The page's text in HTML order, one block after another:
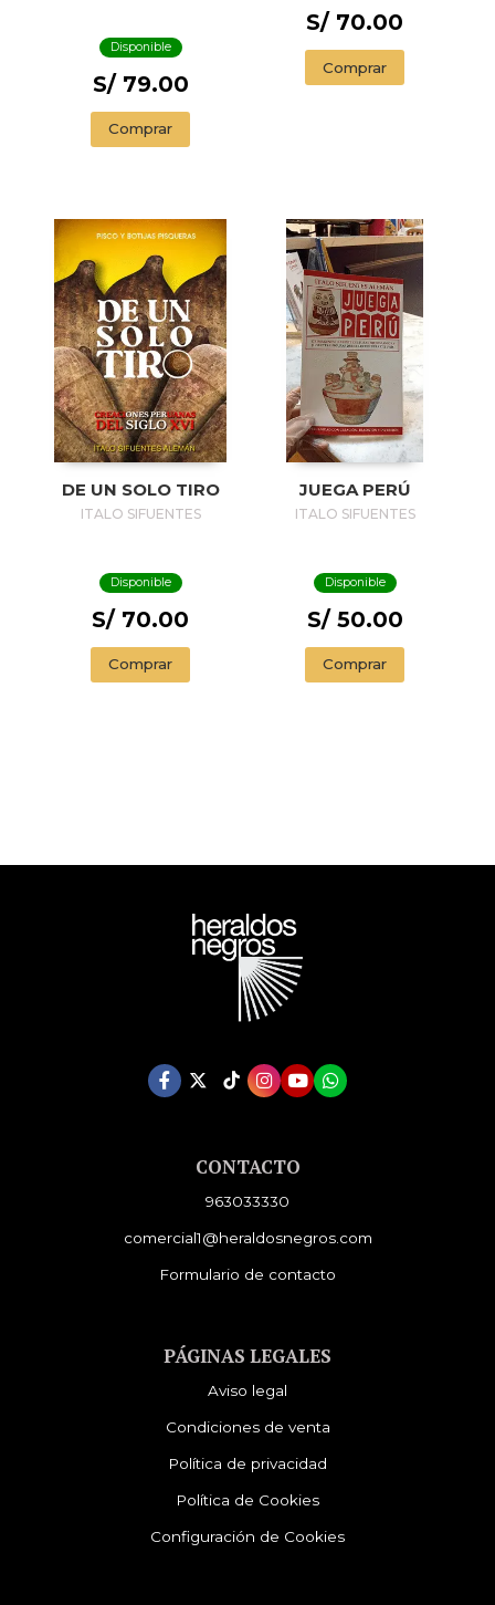
Disponible
S/ 79.00
Comprar
S/ 70.00
Comprar
DE UN SOLO TIRO
ITALO SIFUENTES
Disponible
S/ 70.00
Comprar
JUEGA PERÚ
ITALO SIFUENTES
Disponible
S/ 50.00
Comprar
CONTACTO
963033330
comercial1@heraldosnegros.com
Formulario de contacto
PÁGINAS LEGALES
Aviso legal
Condiciones de venta
Política de privacidad
Política de Cookies
Configuración de Cookies